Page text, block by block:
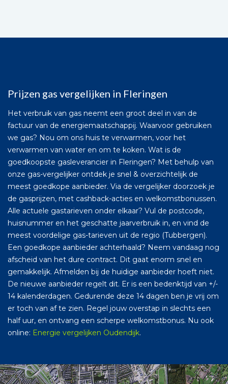
Prijzen gas vergelijken in Fleringen
Het verbruik van gas neemt een groot deel in van de
factuur van de energiemaatschappij. Waarvoor gebruiken
we gas? Nou om ons huis te verwarmen, voor het
verwarmen van water en om te koken. Wat is de
goedkoopste gasleverancier in Fleringen? Met behulp van
onze gas-vergelijker ontdek je snel & overzichtelijk de
meest goedkope aanbieder. Via de vergelijker doorzoek je
de gasprijzen, met cashback-acties en welkomstbonussen.
Alle actuele gastarieven onder elkaar? Vul de postcode,
huisnummer en het geschatte jaarverbruik in, en vind de
meest voordelige gas-tarieven uit de regio (Tubbergen).
Een goedkope aanbieder achterhaald? Neem vandaag nog
afscheid van het dure contract. Dit gaat enorm snel en
gemakkelijk. Afmelden bij de huidige aanbieder hoeft niet.
De nieuwe aanbieder regelt dit. Er is een bedenktijd van +/-
14 kalenderdagen. Gedurende deze 14 dagen ben je vrij om
er toch van af te zien. Regel jouw overstap in slechts een
half uur, en ontvang een scherpe welkomstbonus. Nu ook
online: Energie vergelijken Oudendijk.